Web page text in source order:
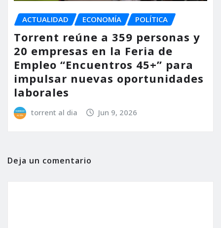
ACTUALIDAD ECONOMÍA POLÍTICA
Torrent reúne a 359 personas y
20 empresas en la Feria de
Empleo “Encuentros 45+” para
impulsar nuevas oportunidades
laborales
torrent al dia Jun 9, 2026
Deja un comentario